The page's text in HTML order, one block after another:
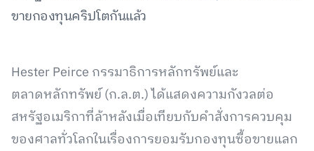
ขายกองทุนคริปโตกันแล้ว
Hester Peirce กรรมาธิการหลักทรัพย์และ
ตลาดหลักทรัพย์ (ก.ล.ต.) ได้แสดงความกังวลต่อ
สหรัฐอเมริกาที่ล้าหลังเมื่อเทียบกับคำสั่งการควบคุม
ของศาลทั่วโลกในเรื่องการยอมรับกองทุนซื้อขายแลก